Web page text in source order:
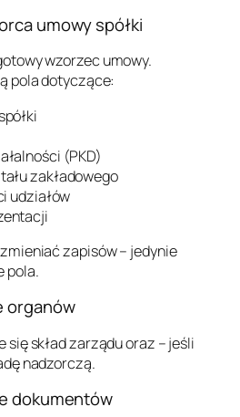
umowy spółki
wzorzec umowy.
pola dotyczące:
(PKD)
zakładowego
udziałów
zapisów – jedynie
pola.
organów
się skład zarządu oraz – jeśli
nadzorczą.
dokumentów